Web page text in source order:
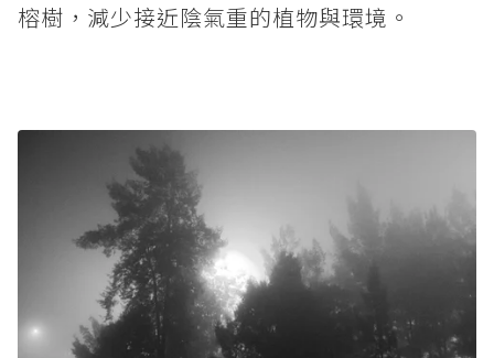
榕樹，減少接近陰氣重的植物與環境。